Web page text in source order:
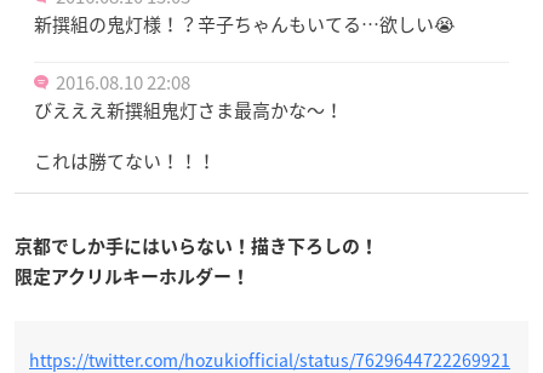
新撰組の鬼灯様！？辛子ちゃんもいてる…欲しい😭
2016.08.10 22:08
びえええ新撰組鬼灯さま最高かな～！
これは勝てない！！！
京都でしか手にはいらない！描き下ろしの！
限定アクリルキーホルダー！
https://twitter.com/hozukiofficial/status/7629644722269921